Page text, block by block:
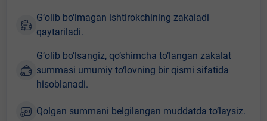
G‘olib bo‘lmagan ishtirokchining zakaladi
qaytariladi.
G‘olib bo‘lsangiz, qo‘shimcha to‘langan zakalat
summasi umumiy to‘lovning bir qismi sifatida
hisoblanadi.
Qolgan summani belgilangan muddatda to‘laysiz.